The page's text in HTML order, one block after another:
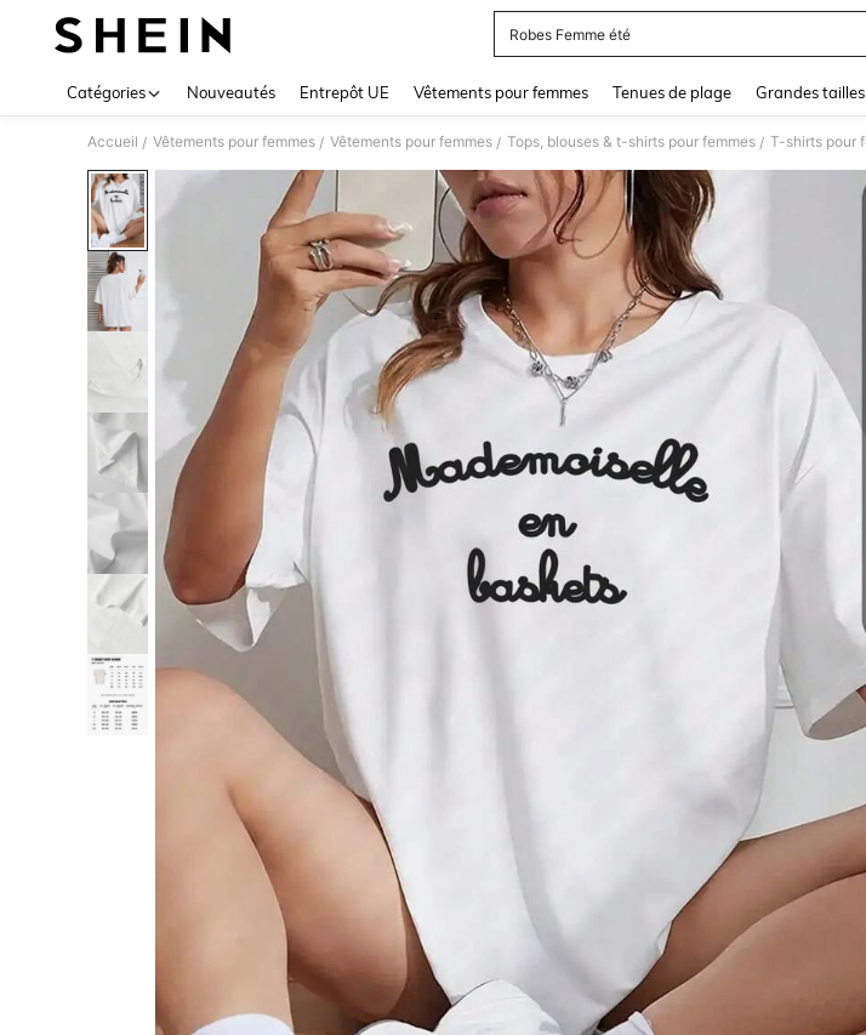
Robes Femme été
Catégories Nouveautés Entrepôt UE Vêtements pour femmes Tenues de plage Grandes tailles
Accueil / Vêtements pour femmes / Vêtements pour femmes / Tops, blouses & t-shirts pour femmes / T-shirts pour